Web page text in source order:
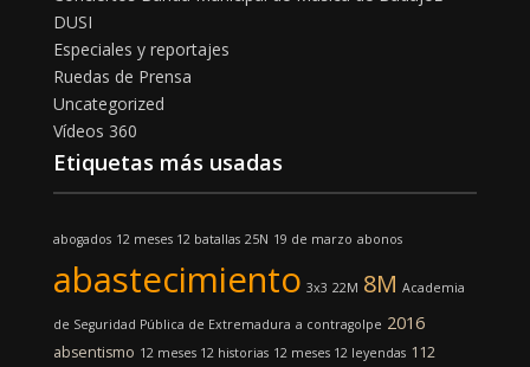
DUSI
Especiales y reportajes
Ruedas de Prensa
Uncategorized
Vídeos 360
Etiquetas más usadas
abogados 12 meses 12 batallas 25N 19 de marzo abonos
abastecimiento 3x3 22M 8M Academia
de Seguridad Pública de Extremadura a contragolpe 2016
absentismo 12 meses 12 historias 12 meses 12 leyendas 112